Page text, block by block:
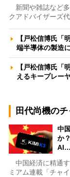
新聞や雑誌など
クアドバイザーズ
【戸松信博氏「
端半導体の製造
【戸松信博氏「
えるキープレ
田代尚機の
中
か
AI…
中国経済に精通
ミアム連載「チャ